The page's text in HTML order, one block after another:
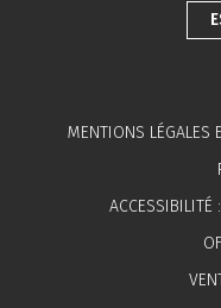
MENTIONS LÉGALES
ACCESSIBILITÉ